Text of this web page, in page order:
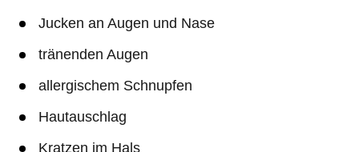
Jucken an Augen und Nase
tränenden Augen
allergischem Schnupfen
Hautauschlag
Kratzen im Hals